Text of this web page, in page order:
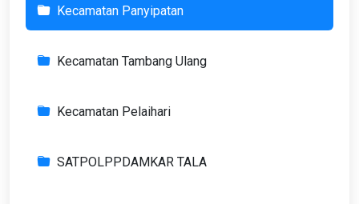
Kecamatan Panyipatan
Kecamatan Tambang Ulang
Kecamatan Pelaihari
SATPOLPPDAMKAR TALA